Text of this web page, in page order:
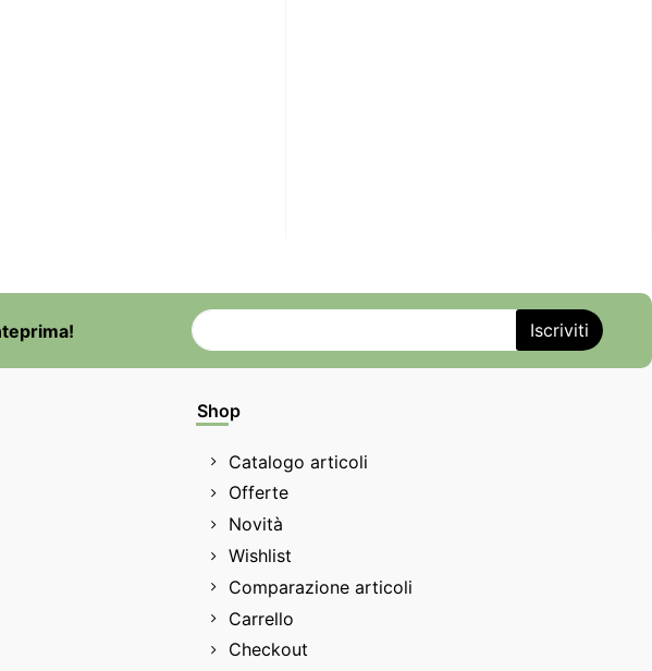
Shop
Catalogo articoli
Offerte
Novità
Wishlist
Comparazione articoli
Carrello
Checkout